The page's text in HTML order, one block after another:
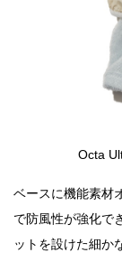
Octa
ベースに機能素材
で防風性が強化で
ットを設けた細か